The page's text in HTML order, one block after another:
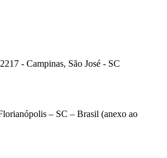
- Campinas, São José - SC
– SC – Brasil (anexo ao